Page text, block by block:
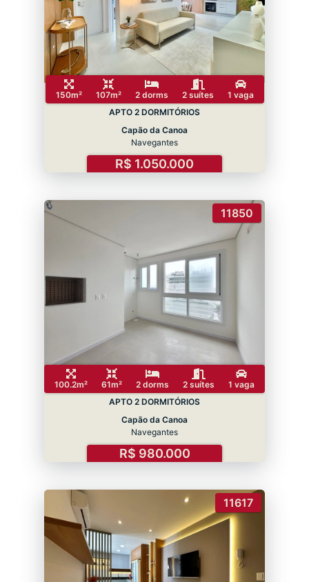
150m² 107m² 2 dorms 2 suítes
1 vaga
APTO 2 DORMITÓRIOS
Capão da Canoa
Navegantes
R$ 1.050.000
11850
100.2m² 61m² 2 dorms 2 suítes
1 vaga
APTO 2 DORMITÓRIOS
Capão da Canoa
Navegantes
R$ 980.000
11617